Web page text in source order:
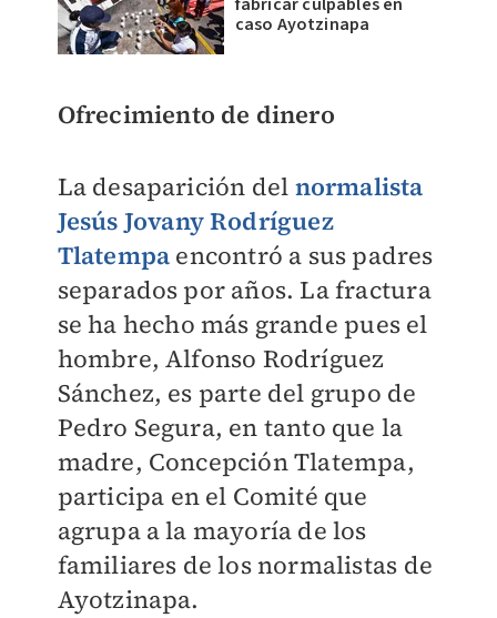
caso Ayotzinapa
Ofrecimiento de dinero
La desaparición del normalista
Jesús Jovany Rodríguez
Tlatempa encontró a sus padres
separados por años. La fractura
se ha hecho más grande pues el
hombre, Alfonso Rodríguez
Sánchez, es parte del grupo de
Pedro Segura, en tanto que la
madre, Concepción Tlatempa,
participa en el Comité que
agrupa a la mayoría de los
familiares de los normalistas de
Ayotzinapa.